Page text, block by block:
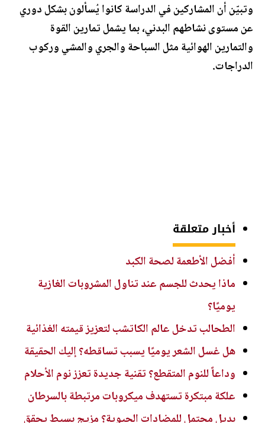
وتبيّن أن المشاركين في الدراسة كانوا يُسألون بشكل دوري
عن مستوى نشاطهم البدني، بما يشمل تمارين القوة
والتمارين الهوائية مثل السباحة والجري والمشي وركوب
الدراجات.
أخبار متعلقة
أفضل الأطعمة لصحة الكبد
ماذا يحدث للجسم عند تناول المشروبات الغازية
يوميًا؟
الطحالب تدخل عالم الكاتشب لتعزيز قيمته الغذائية
هل غسل الشعر يوميًا يسبب تساقطه؟ إليك الحقيقة
وداعاً للنوم المتقطع؟ تقنية جديدة تعزز نوم الأحلام
علكة مبتكرة تستهدف ميكروبات مرتبطة بالسرطان